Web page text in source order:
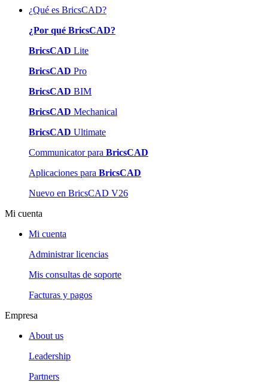
¿Qué es BricsCAD?
¿Por qué BricsCAD?
BricsCAD Lite
BricsCAD Pro
BricsCAD BIM
BricsCAD Mechanical
BricsCAD Ultimate
Communicator para BricsCAD
Aplicaciones para BricsCAD
Nuevo en BricsCAD V26
Mi cuenta
Mi cuenta
Administrar licencias
Mis consultas de soporte
Facturas y pagos
Empresa
About us
Leadership
Partners